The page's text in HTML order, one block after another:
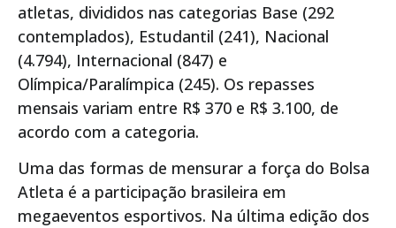
atletas, divididos nas categorias Base (292
contemplados), Estudantil (241), Nacional
(4.794), Internacional (847) e
Olímpica/Paralímpica (245). Os repasses
mensais variam entre R$ 370 e R$ 3.100, de
acordo com a categoria.
Uma das formas de mensurar a força do Bolsa
Atleta é a participação brasileira em
megaeventos esportivos. Na última edição dos